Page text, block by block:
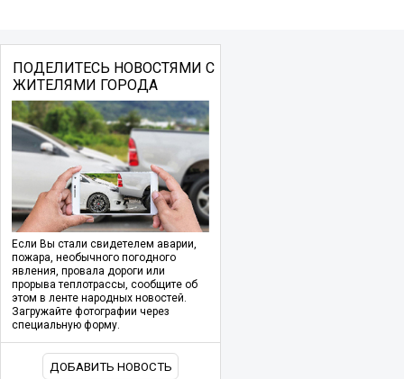
ПОДЕЛИТЕСЬ НОВОСТЯМИ С
ЖИТЕЛЯМИ ГОРОДА
Если Вы стали свидетелем аварии,
пожара, необычного погодного
явления, провала дороги или
прорыва теплотрассы, сообщите об
этом в ленте народных новостей.
Загружайте фотографии через
специальную форму.
ДОБАВИТЬ НОВОСТЬ